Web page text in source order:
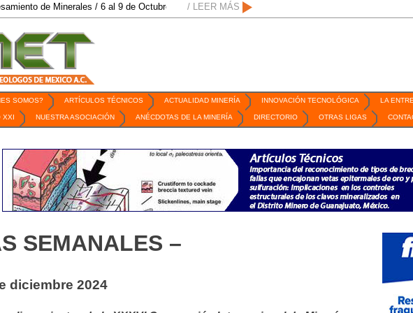
/ 6 al 9 de Octubre de 2026 / San Luis Potosí, SLP / Mexico Mining Forum / 2 de
/ LEER MÁS
SOMOS? ARTÍCULOS TÉCNICOS ACTUALIDAD MINERÍA INNOVACIÓN TECNOLÓGICA LA
XXI NUESTRA ASOCIACIÓN ANÉCDOTAS DE LA MINERÍA DIRECTORIO OTRAS LIGAS
SEMANALES –
diciembre 2024